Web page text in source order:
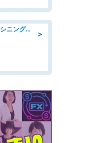
＞
自動加工機の操作スタッフ・マシニングセンタ/工業系卒歓迎/未経験OK/ブランクOK/転勤なし/定年なし